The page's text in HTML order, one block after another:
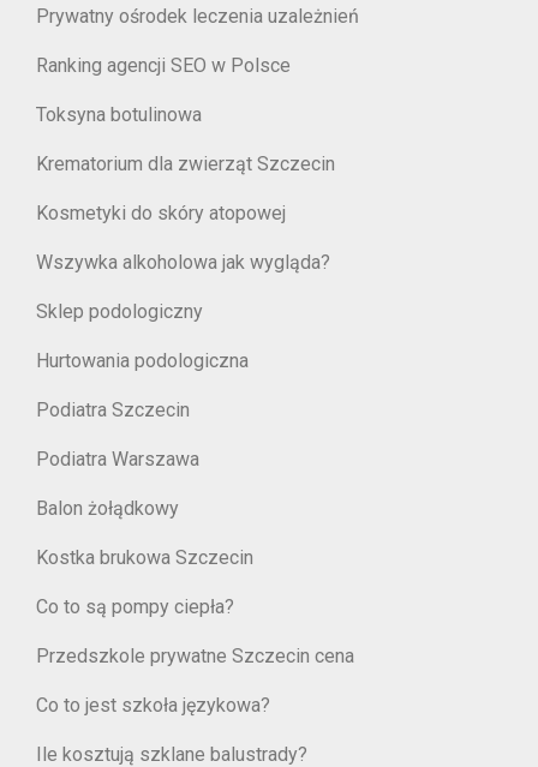
Prywatny ośrodek leczenia uzależnień
Ranking agencji SEO w Polsce
Toksyna botulinowa
Krematorium dla zwierząt Szczecin
Kosmetyki do skóry atopowej
Wszywka alkoholowa jak wygląda?
Sklep podologiczny
Hurtowania podologiczna
Podiatra Szczecin
Podiatra Warszawa
Balon żołądkowy
Kostka brukowa Szczecin
Co to są pompy ciepła?
Przedszkole prywatne Szczecin cena
Co to jest szkoła językowa?
Ile kosztują szklane balustrady?